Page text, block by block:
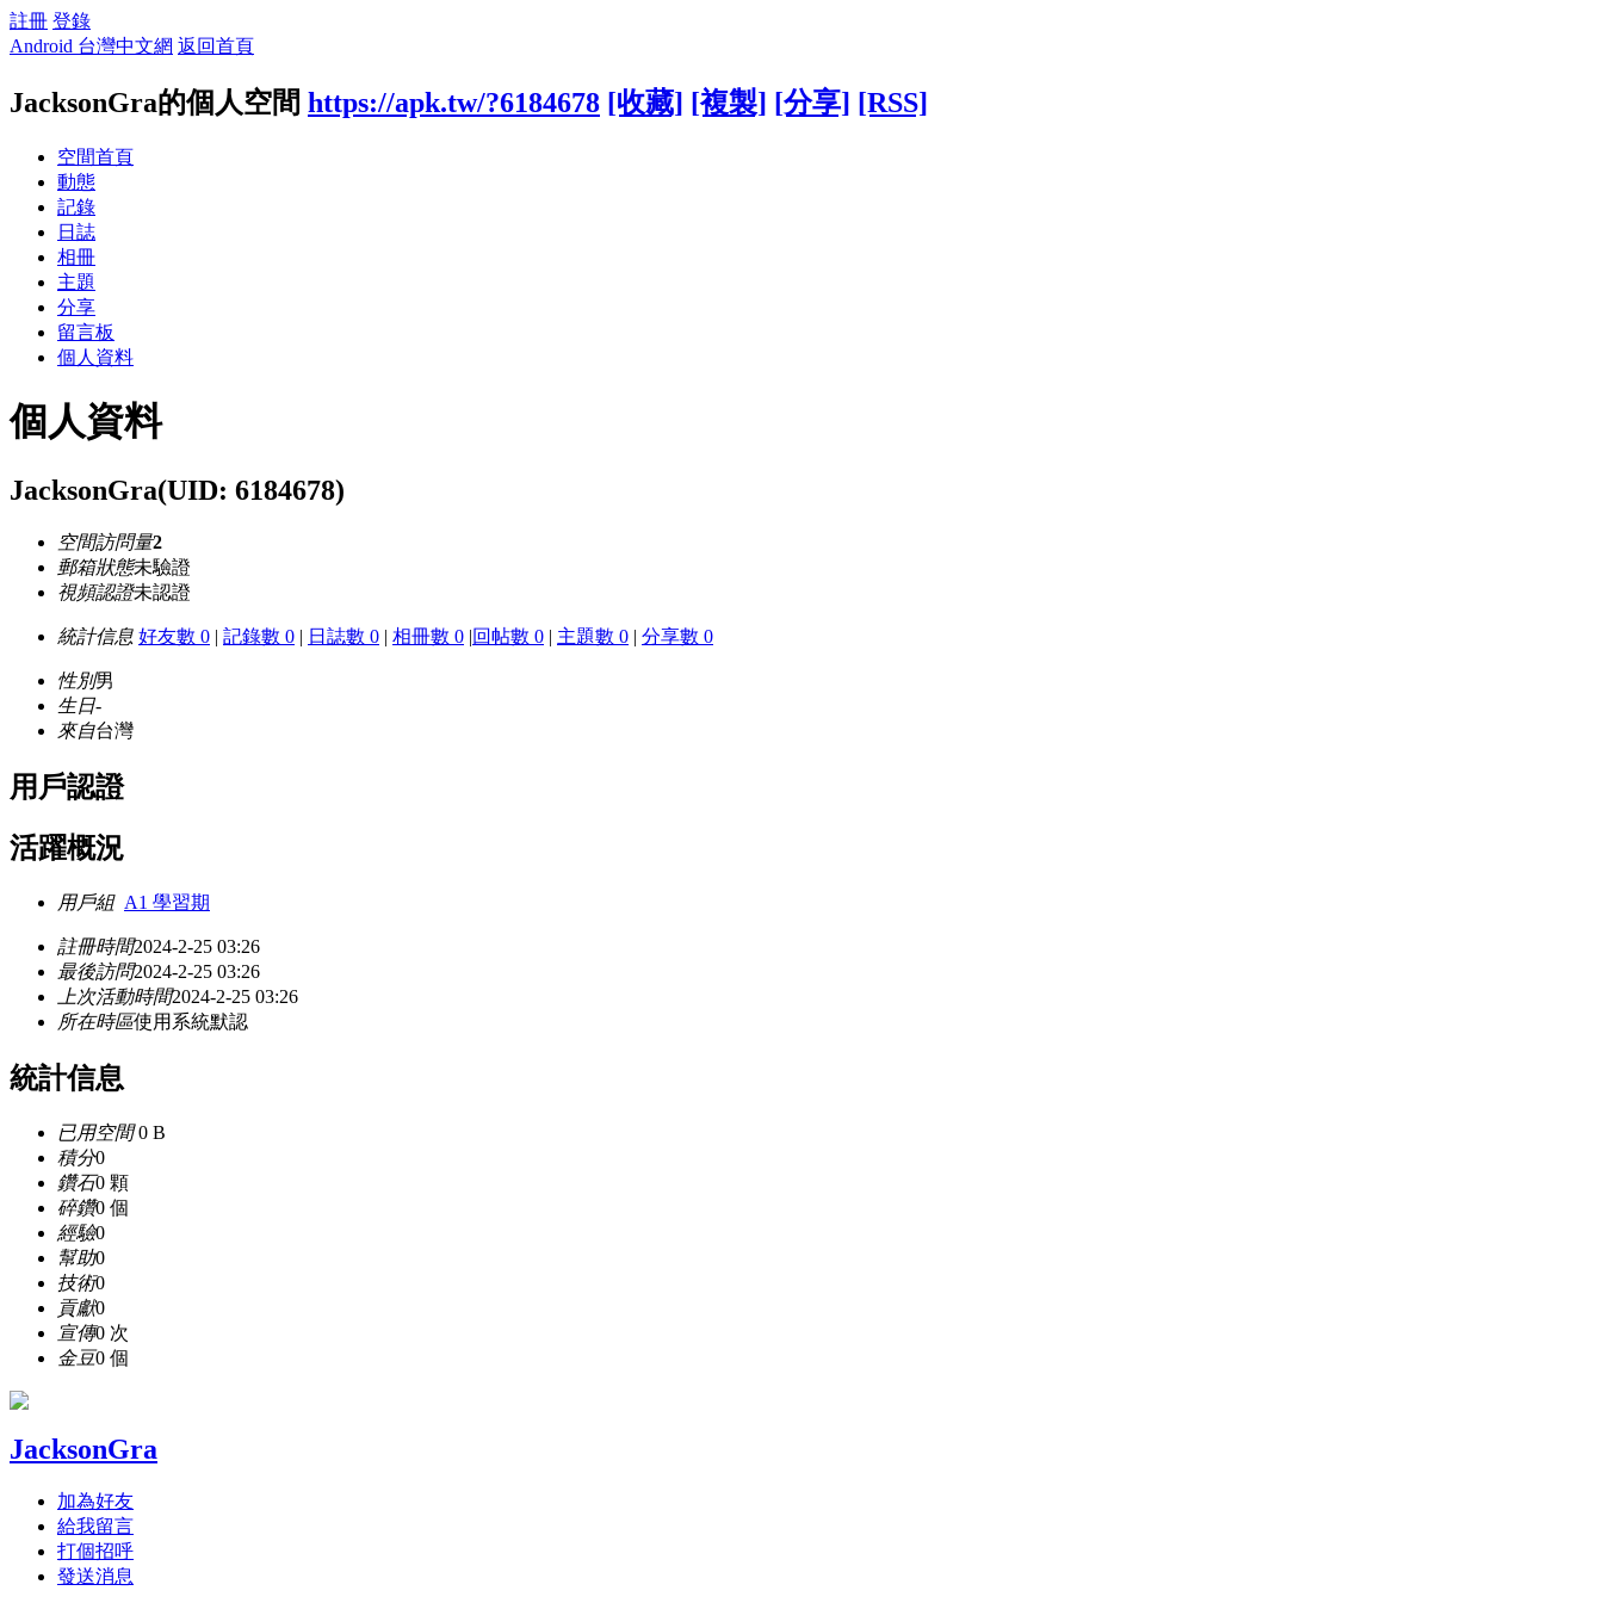
註冊 登錄
Android 台灣中文網 返回首頁
JacksonGra的個人空間 https://apk.tw/?6184678 [收藏] [複製] [分享] [RSS]
空間首頁
動態
記錄
日誌
相冊
主題
分享
留言板
個人資料
個人資料
JacksonGra(UID: 6184678)
空間訪問量2
郵箱狀態未驗證
視頻認證未認證
統計信息 好友數 0 | 記錄數 0 | 日誌數 0 | 相冊數 0 |回帖數 0 | 主題數 0 | 分享數 0
性別男
生日-
來自台灣
用戶認證
活躍概況
用戶組 A1 學習期
註冊時間2024-2-25 03:26
最後訪問2024-2-25 03:26
上次活動時間2024-2-25 03:26
所在時區使用系統默認
統計信息
已用空間0 B
積分0
鑽石0 顆
碎鑽0 個
經驗0
幫助0
技術0
貢獻0
宣傳0 次
金豆0 個
JacksonGra
加為好友
給我留言
打個招呼
發送消息